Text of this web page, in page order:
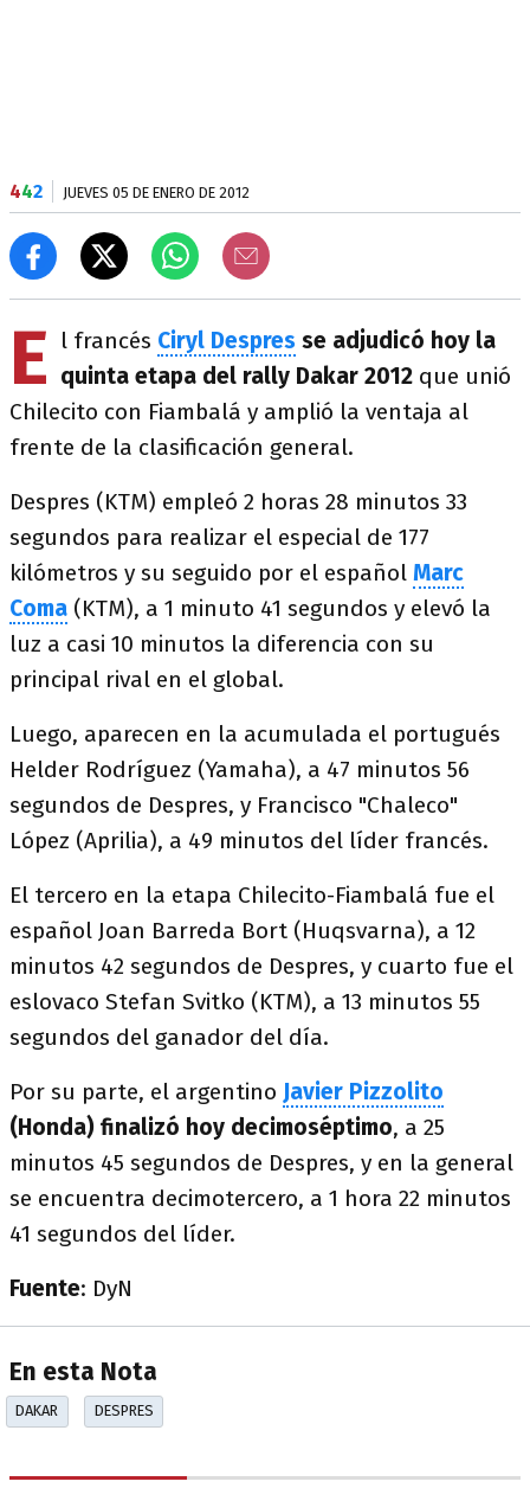
442 JUEVES 05 DE ENERO DE 2012
E l francés Ciryl Despres se adjudicó hoy la
quinta etapa del rally Dakar 2012 que unió
Chilecito con Fiambalá y amplió la ventaja al
frente de la clasificación general.
Despres (KTM) empleó 2 horas 28 minutos 33
segundos para realizar el especial de 177
kilómetros y su seguido por el español Marc
Coma (KTM), a 1 minuto 41 segundos y elevó la
luz a casi 10 minutos la diferencia con su
principal rival en el global.
Luego, aparecen en la acumulada el portugués
Helder Rodríguez (Yamaha), a 47 minutos 56
segundos de Despres, y Francisco "Chaleco"
López (Aprilia), a 49 minutos del líder francés.
El tercero en la etapa Chilecito-Fiambalá fue el
español Joan Barreda Bort (Huqsvarna), a 12
minutos 42 segundos de Despres, y cuarto fue el
eslovaco Stefan Svitko (KTM), a 13 minutos 55
segundos del ganador del día.
Por su parte, el argentino Javier Pizzolito
(Honda) finalizó hoy decimoséptimo, a 25
minutos 45 segundos de Despres, y en la general
se encuentra decimotercero, a 1 hora 22 minutos
41 segundos del líder.
Fuente: DyN
En esta Nota
DAKAR DESPRES